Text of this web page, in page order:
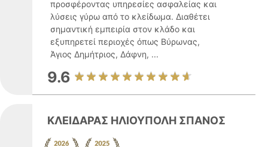
προσφέροντας υπηρεσίες ασφαλείας και
λύσεις γύρω από το κλείδωμα. Διαθέτει
σημαντική εμπειρία στον κλάδο και
εξυπηρετεί περιοχές όπως Βύρωνας,
Άγιος Δημήτριος, Δάφνη, ...
9.6
ΚΛΕΙΔΑΡΑΣ ΗΛΙΟΥΠΟΛΗ ΣΠΑΝΟΣ